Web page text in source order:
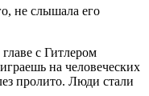
не слышала его
с Гитлером
на человеческих
пролито. Люди стали